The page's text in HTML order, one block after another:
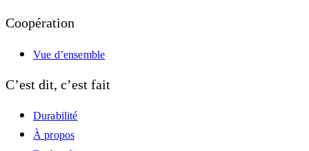
Coopération
Vue d’ensemble
C’est dit, c’est fait
Durabilité
À propos